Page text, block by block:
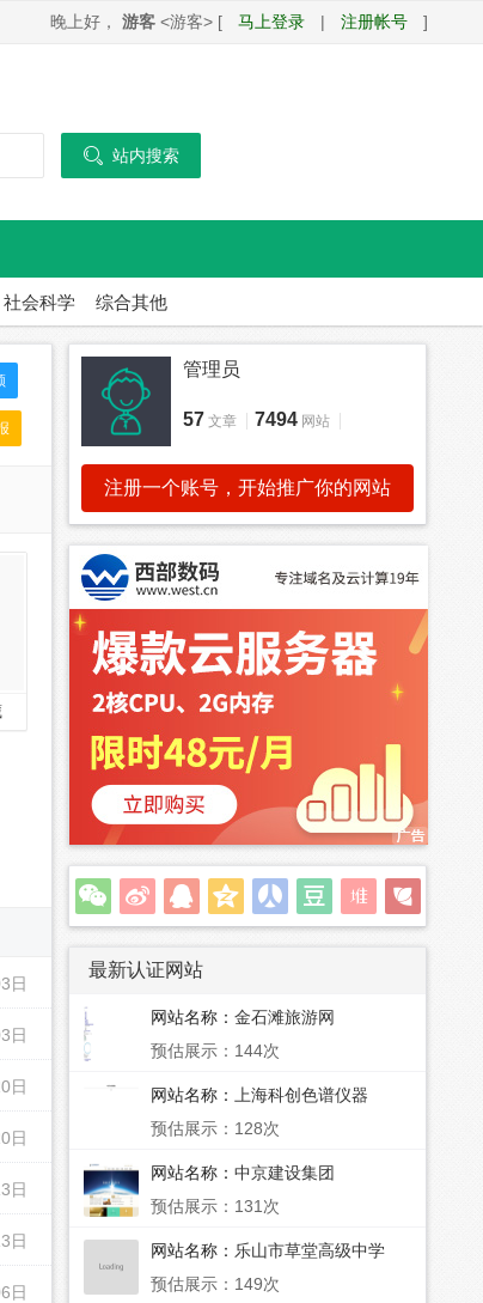
晚上好， 游客 <游客> [ 马上登录 | 注册帐号 ]
 站内搜索
社会科学 综合其他
日
日
日
日
日
日
日
管理员
57 文章 7494 网站
注册一个账号，开始推广你的网站
最新认证网站
网站名称： 金石滩旅游网
预估展示：144次
网站名称：
上海科创色谱仪器
预估展示：128次
网站名称： 中京建设集团
预估展示：131次
网站名称： 乐山市草堂高级中学
预估展示：149次